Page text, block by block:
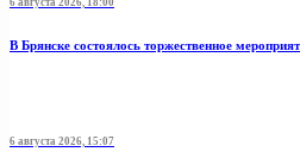
6 августа 2026, 18:00
В Брянске состоялось торжественное
6 августа 2026, 15:07